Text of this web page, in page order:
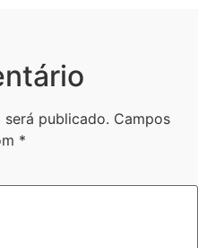
será publicado. Campos
*